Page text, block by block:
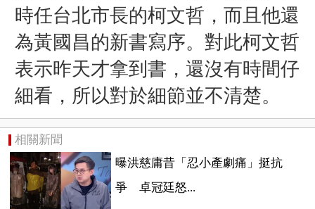
時任台北市長的柯文哲，而且他還
為黃國昌的新書寫序。對此柯文哲
表示昨天才拿到書，還沒有時間仔
細看，所以對於細節並不清楚。
相關新聞
曝洪慈庸昔「忍小產劇痛」挺抗
爭 卓冠廷怒...